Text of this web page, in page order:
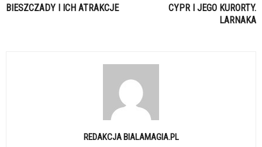
BIESZCZADY I ICH ATRAKCJE
CYPR I JEGO KURORTY.
LARNAKA
REDAKCJA BIALAMAGIA.PL